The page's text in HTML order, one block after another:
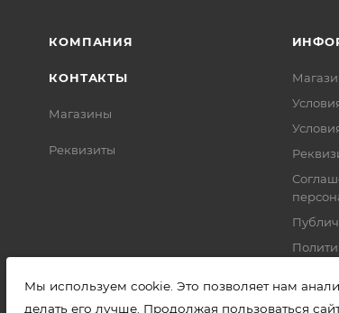
КОМПАНИЯ
КОНТАКТЫ
Магазины
Реквизиты
Мы используем cookie. Это позволяет нам
делать его лучше. Продолжая пользоваться